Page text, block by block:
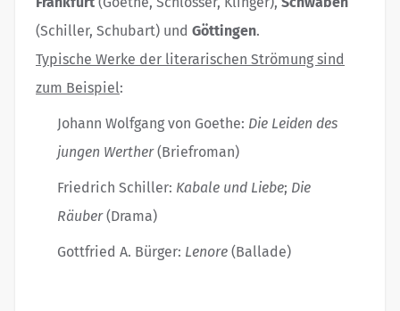
(Schiller, Schubart) und Göttingen.
Typische Werke der literarischen Strömung sind
zum Beispiel:
Johann Wolfgang von Goethe: Die Leiden des
jungen Werther(Briefroman)
Friedrich Schiller: Kabale und Liebe; Die
Räuber(Drama)
Gottfried A. Bürger: Lenore (Ballade)